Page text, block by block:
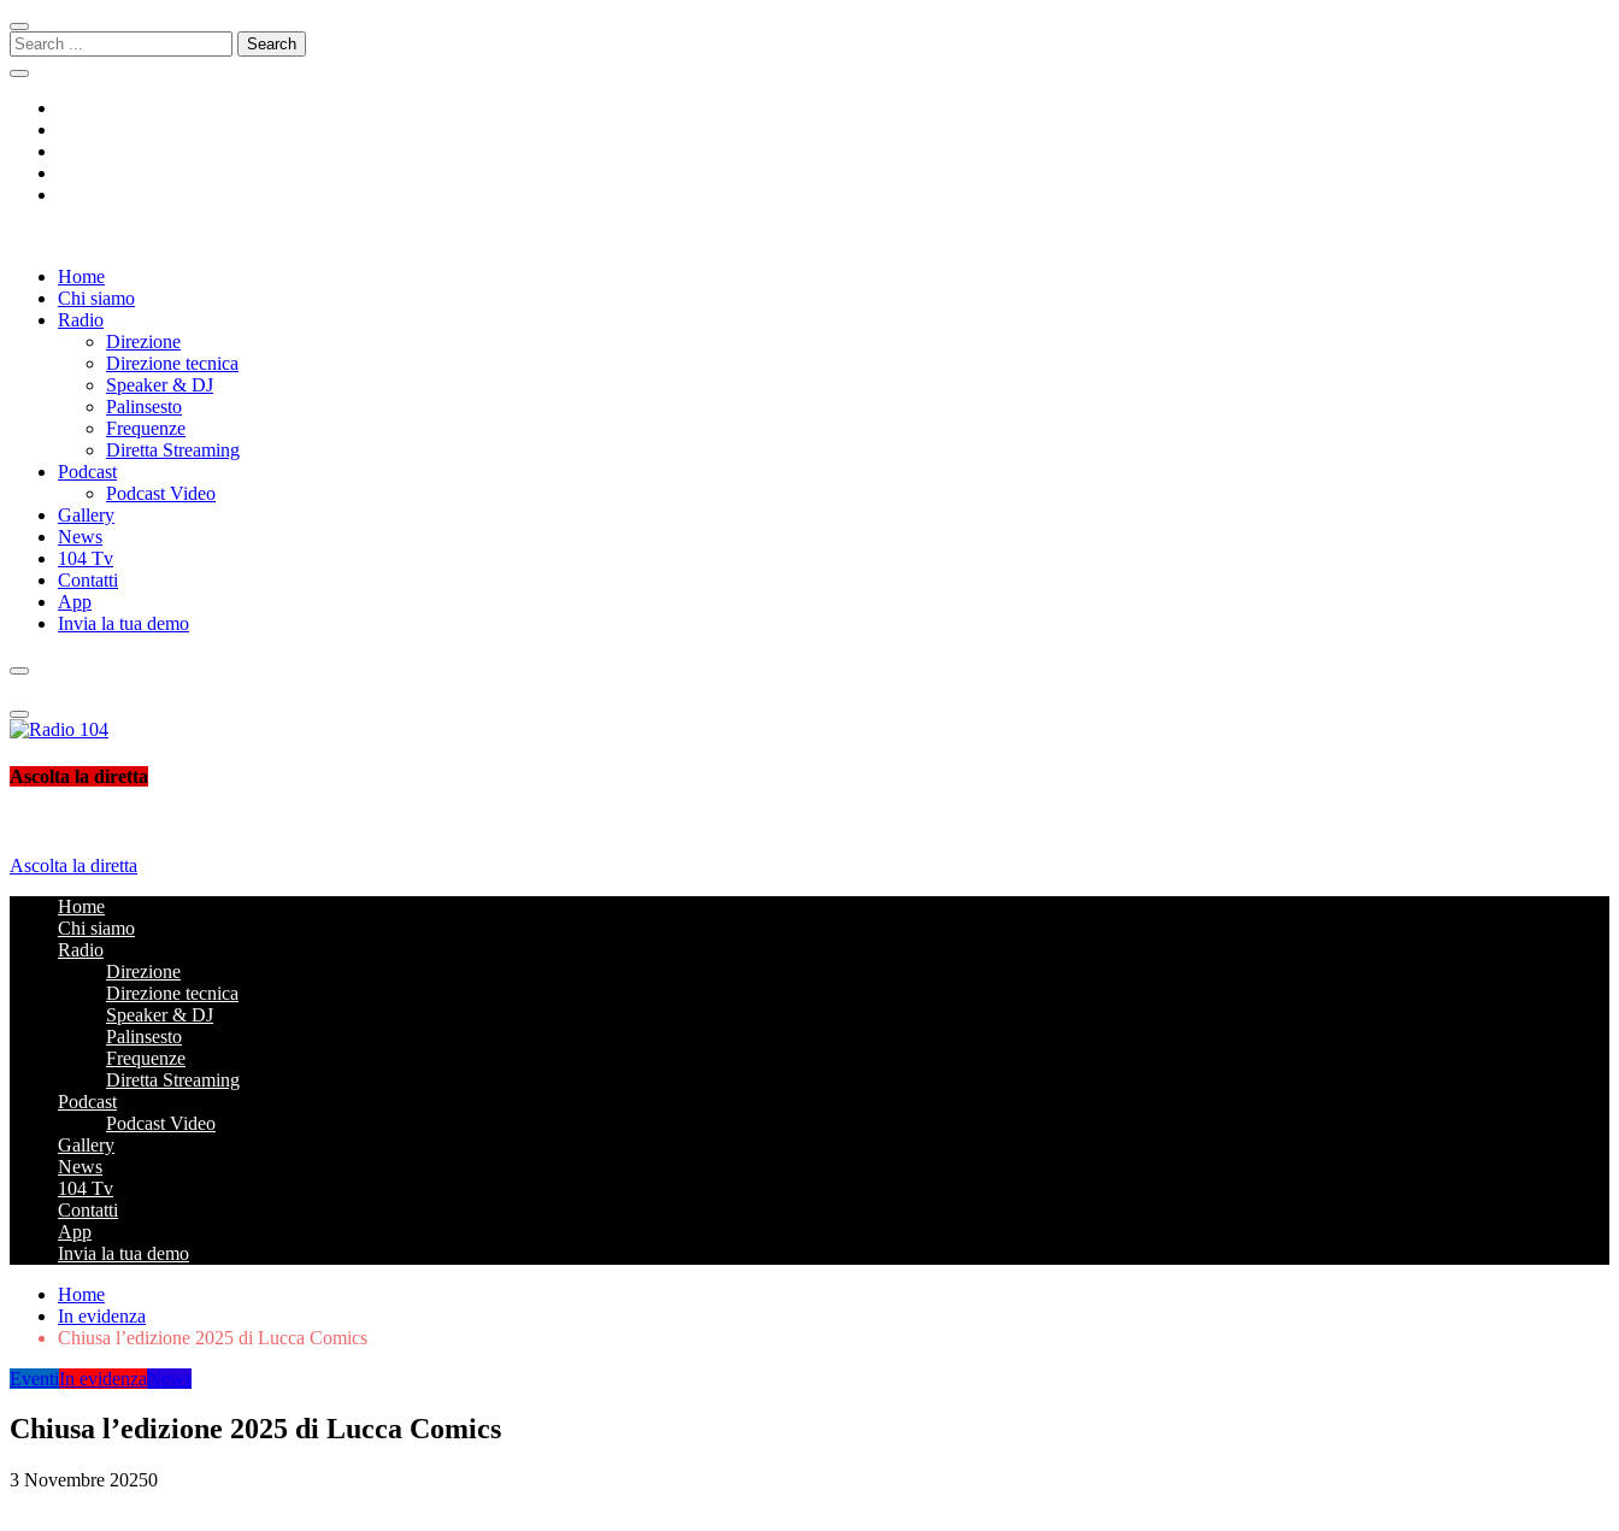
Skip
to
navigation
Skip
to
content
Search
for:
Radio 104
Like It !Home
Chi siamo
Radio
Direzione
Direzione tecnica
Speaker & DJ
Palinsesto
Frequenze
Diretta Streaming
Podcast
Podcast Video
Gallery
News
104 Tv
Contatti
App
Invia la tua demo
Radio 104
Like It !
Ascolta la diretta
Ascolta la diretta
Home
Chi siamo
Radio
Direzione
Direzione tecnica
Speaker & DJ
Palinsesto
Frequenze
Diretta Streaming
Podcast
Podcast Video
Gallery
News
104 Tv
Contatti
App
Invia la tua demo
Home
In evidenza
Chiusa l’edizione 2025 di Lucca Comics
EventiIn evidenzaNews
Chiusa l’edizione 2025 di Lucca Comics
3 Novembre 20250